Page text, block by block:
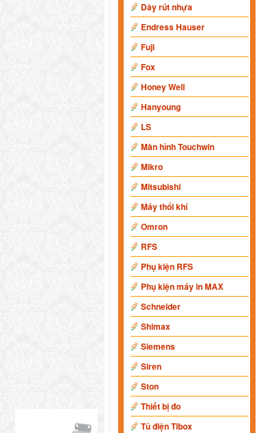
Dây rút nhựa
Endress Hauser
Fuji
Fox
Honey Well
Hanyoung
LS
Màn hình Touchwin
Mikro
Mitsubishi
Máy thổi khí
Omron
RFS
Phụ kiện RFS
Phụ kiện máy in MAX
Schneider
Shimax
Siemens
Siren
Ston
Thiết bị đo
Tủ điện Tibox